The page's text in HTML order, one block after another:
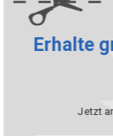
Erhalte
Jetzt